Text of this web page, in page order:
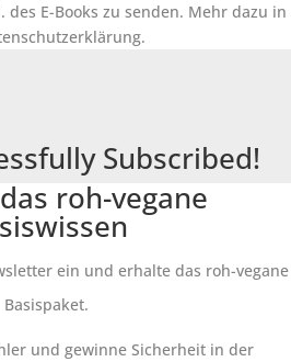
E-Books zu senden. Mehr dazu in
Subscribed!
roh-vegane
ein und erhalte das roh-vegane
Basispaket.
und gewinne Sicherheit in der